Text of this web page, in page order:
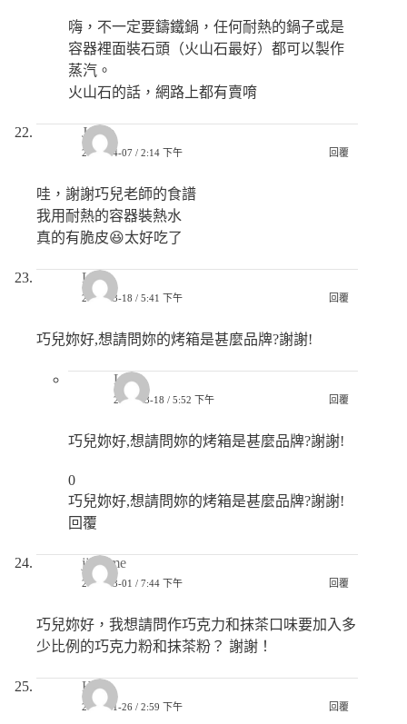
嗨，不一定要鑄鐵鍋，任何耐熱的鍋子或是
容器裡面裝石頭（火山石最好）都可以製作
蒸汽。
火山石的話，網路上都有賣唷
Jessie
2021-04-07 / 2:14 下午 回覆
哇，謝謝巧兒老師的食譜
我用耐熱的容器裝熱水
真的有脆皮😆太好吃了
Lori
2021-03-18 / 5:41 下午 回覆
巧兒妳好,想請問妳的烤箱是甚麼品牌?謝謝!
Lori
2021-03-18 / 5:52 下午 回覆
巧兒妳好,想請問妳的烤箱是甚麼品牌?謝謝!
0
巧兒妳好,想請問妳的烤箱是甚麼品牌?謝謝!
回覆
jjshome
2021-03-01 / 7:44 下午 回覆
巧兒妳好，我想請問作巧克力和抹茶口味要加入多
少比例的巧克力粉和抹茶粉？ 謝謝！
Hyc
2021-01-26 / 2:59 下午 回覆